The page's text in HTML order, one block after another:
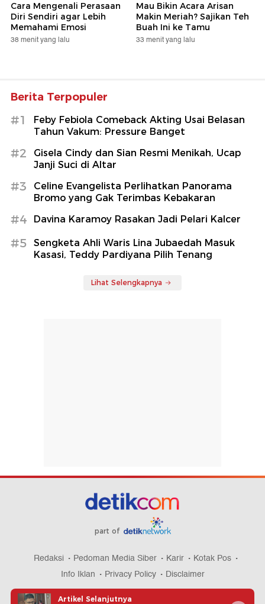
Cara Mengenali Perasaan
Diri Sendiri agar Lebih
Memahami Emosi
38 menit yang lalu
Mau Bikin Acara Arisan
Makin Meriah? Sajikan Teh
Buah Ini ke Tamu
33 menit yang lalu
Berita Terpopuler
#1
Feby Febiola Comeback Akting Usai Belasan
Tahun Vakum: Pressure Banget
#2
Gisela Cindy dan Sian Resmi Menikah, Ucap
Janji Suci di Altar
#3
Celine Evangelista Perlihatkan Panorama
Bromo yang Gak Terimbas Kebakaran
#4 Davina Karamoy Rasakan Jadi Pelari Kalcer
#5
Sengketa Ahli Waris Lina Jubaedah Masuk
Kasasi, Teddy Pardiyana Pilih Tenang
Lihat Selengkapnya
part of
Redaksi Pedoman Media Siber Karir
Kotak Pos
Info Iklan
Privacy Policy Disclaimer
Artikel Selanjutnya